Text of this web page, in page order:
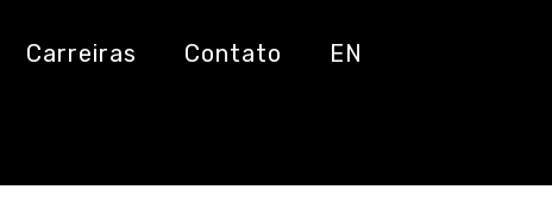
Carreiras Contato EN